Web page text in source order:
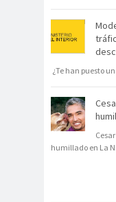
¿Te han puesto
humillado en La N